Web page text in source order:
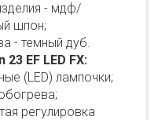
- мдф/
шпон;
- темный дуб.
23 EF LED FX:
(LED) лампочки;
регулировка